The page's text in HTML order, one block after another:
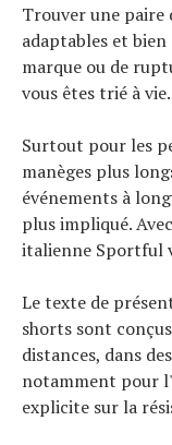
Trouver une paire
adaptables et
marque ou de
vous êtes trié à vie.
Surtout pour les
manèges plus
événements à
plus impliqué.
italienne Sportful
Le texte de
shorts sont
distances, dans
notamment pour
explicite sur la